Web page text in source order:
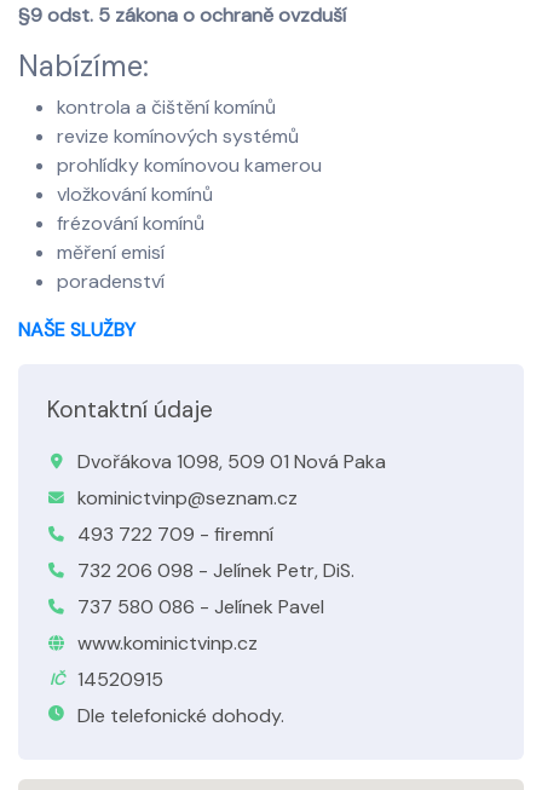
§9 odst. 5 zákona o ochraně ovzduší
Nabízíme:
kontrola a čištění komínů
revize komínových systémů
prohlídky komínovou kamerou
vložkování komínů
frézování komínů
měření emisí
poradenství
NAŠE SLUŽBY
Kontaktní údaje
Dvořákova 1098, 509 01 Nová Paka
kominictvinp@seznam.cz
493 722 709 - firemní
732 206 098 - Jelínek Petr, DiS.
737 580 086 - Jelínek Pavel
www.kominictvinp.cz
IČ
14520915
Dle telefonické dohody.